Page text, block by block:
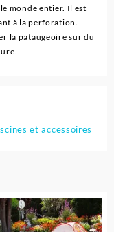
monde entier. Il est
à la perforation.
la pataugeoire sur du
et accessoires